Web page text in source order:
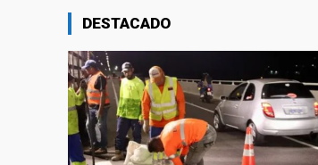
DESTACADO